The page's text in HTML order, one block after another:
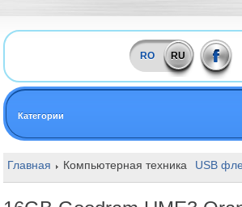
RO RU
Категории
Главная Компьютерная техника USB